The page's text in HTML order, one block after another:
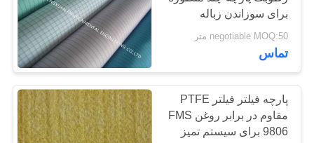
نوار نقاله تفلون
13
برای سوزاندن زباله
negotiable MOQ:50 متر
تماس
پارچه فیلتر فیلتر PTFE
مقاوم در برابر روغن FMS
9806 برای سیستم تمیز